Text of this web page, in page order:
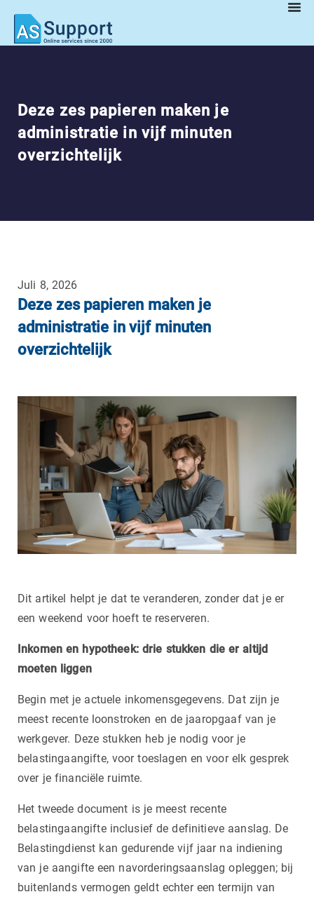
Deze zes papieren maken je
administratie in vijf minuten
overzichtelijk
Juli 8, 2026
Deze zes papieren maken je
administratie in vijf minuten
overzichtelijk
Dit artikel helpt je dat te veranderen, zonder dat je er
een weekend voor hoeft te reserveren.
Inkomen en hypotheek: drie stukken die er altijd
moeten liggen
Begin met je actuele inkomensgegevens. Dat zijn je
meest recente loonstroken en de jaaropgaaf van je
werkgever. Deze stukken heb je nodig voor je
belastingaangifte, voor toeslagen en voor elk gesprek
over je financiële ruimte.
Het tweede document is je meest recente
belastingaangifte inclusief de definitieve aanslag. De
Belastingdienst kan gedurende vijf jaar na indiening
van je aangifte een navorderingsaanslag opleggen; bij
buitenlands vermogen geldt echter een termijn van